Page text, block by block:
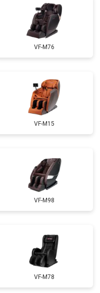
от 4500 ₽ Заказать
от 5500 ₽
VF-M76
VF-M15
VF-M98
VF-M78